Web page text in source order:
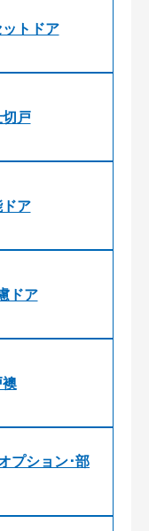
トドア
戸
ア
ドア
プション･部